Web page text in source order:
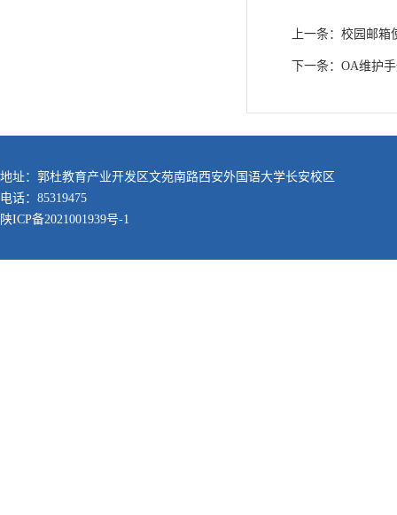
上一条： 校园邮箱
下一条： OA维护
地址：郭杜教育产业开发区文苑南路西安外国语大学长安校区
电话：85319475
陕ICP备2021001939号-1